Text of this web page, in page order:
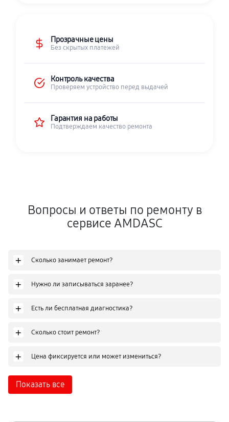
Прозрачные цены
Без скрытых платежей
Контроль качества
Проверяем устройство перед выдачей
Гарантия на работы
Подтверждаем качество ремонта
Вопросы и ответы по ремонту в
сервисе AMDASC
+ Сколько занимает ремонт?
+ Нужно ли записываться заранее?
+ Есть ли бесплатная диагностика?
+ Сколько стоит ремонт?
+ Цена фиксируется или может измениться?
Показать все